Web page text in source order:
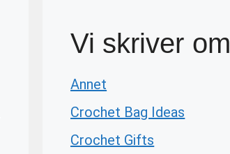
Vi skriver om
Annet
Crochet Bag Ideas
Crochet Gifts